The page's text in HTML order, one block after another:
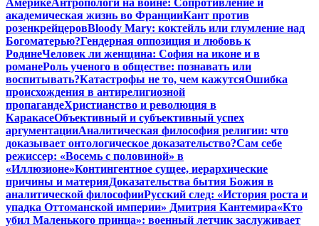
АмерикеАнтропологи на войне: Сопротивление и
академическая жизнь во ФранцииКант против
розенкрейцеровBloody Mary: коктейль или глумление над
Богоматерью?Гендерная оппозиция и любовь к
РодинеЧеловек ли женщина: София на иконе и в
романеРоль ученого в обществе: познавать или
воспитывать?Катастрофы не то, чем кажутсяОшибка
происхождения в антирелигиозной
пропагандеХристианство и революция в
КаракасеОбъективный и субъективный успех
аргументацииАналитическая философия религии: что
доказывает онтологическое доказательство?Сам себе
режиссер: «Восемь с половиной» в
«Иллюзионе»Контингентное сущее, иерархические
причины и материяДоказательства бытия Божия в
аналитической философииРусский след: «История роста и
упадка Оттоманской империи» Дмитрия Кантемира«Кто
убил Маленького принца»: военный летчик заслуживает